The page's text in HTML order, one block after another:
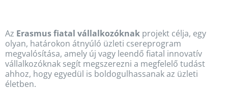
Az Erasmus fiatal vállalkozóknak projekt célja, egy
olyan, határokon átnyúló üzleti csereprogram
megvalósítása, amely új vagy leendő fiatal innovatív
vállalkozóknak segít megszerezni a megfelelő tudást
ahhoz, hogy egyedül is boldogulhassanak az üzleti
életben.